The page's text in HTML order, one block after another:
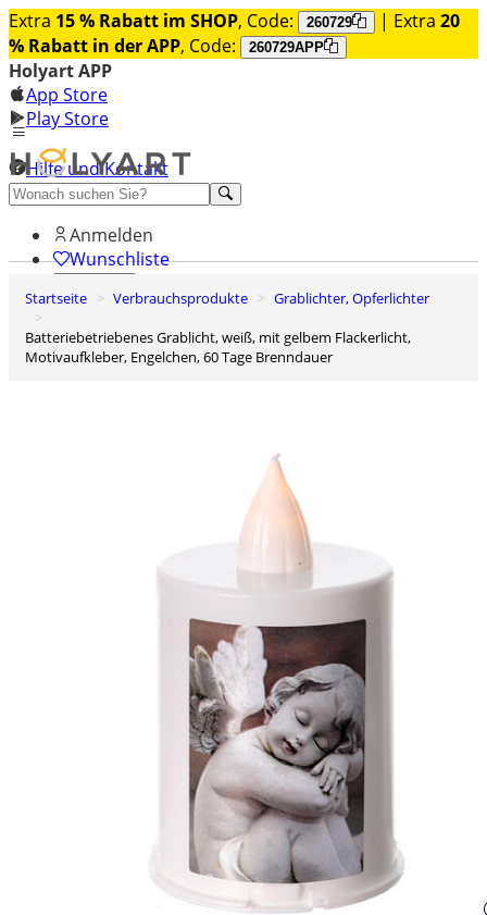
Extra 15 % Rabatt im SHOP, Code: 260729 | Extra 20
% Rabatt in der APP, Code: 260729APP
Holyart APP
App Store
Play Store
Hilfe und Kontakt
Entdecken Sie Premium
Anmelden
Wunschliste
0
Startseite Verbrauchsprodukte
Grablichter, Opferlichter
batteriebetriebenes Grablicht, weiß, mit gelbem Flackerlicht,
Motivaufkleber, Engelchen, 60 Tage Brenndauer